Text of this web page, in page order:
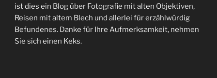
ist dies ein Blog über Fotografie mit alten Objektiven,
Reisen mit altem Blech und allerlei für erzählwürdig
Befundenes. Danke für Ihre Aufmerksamkeit, nehmen
Sie sich einen Keks.